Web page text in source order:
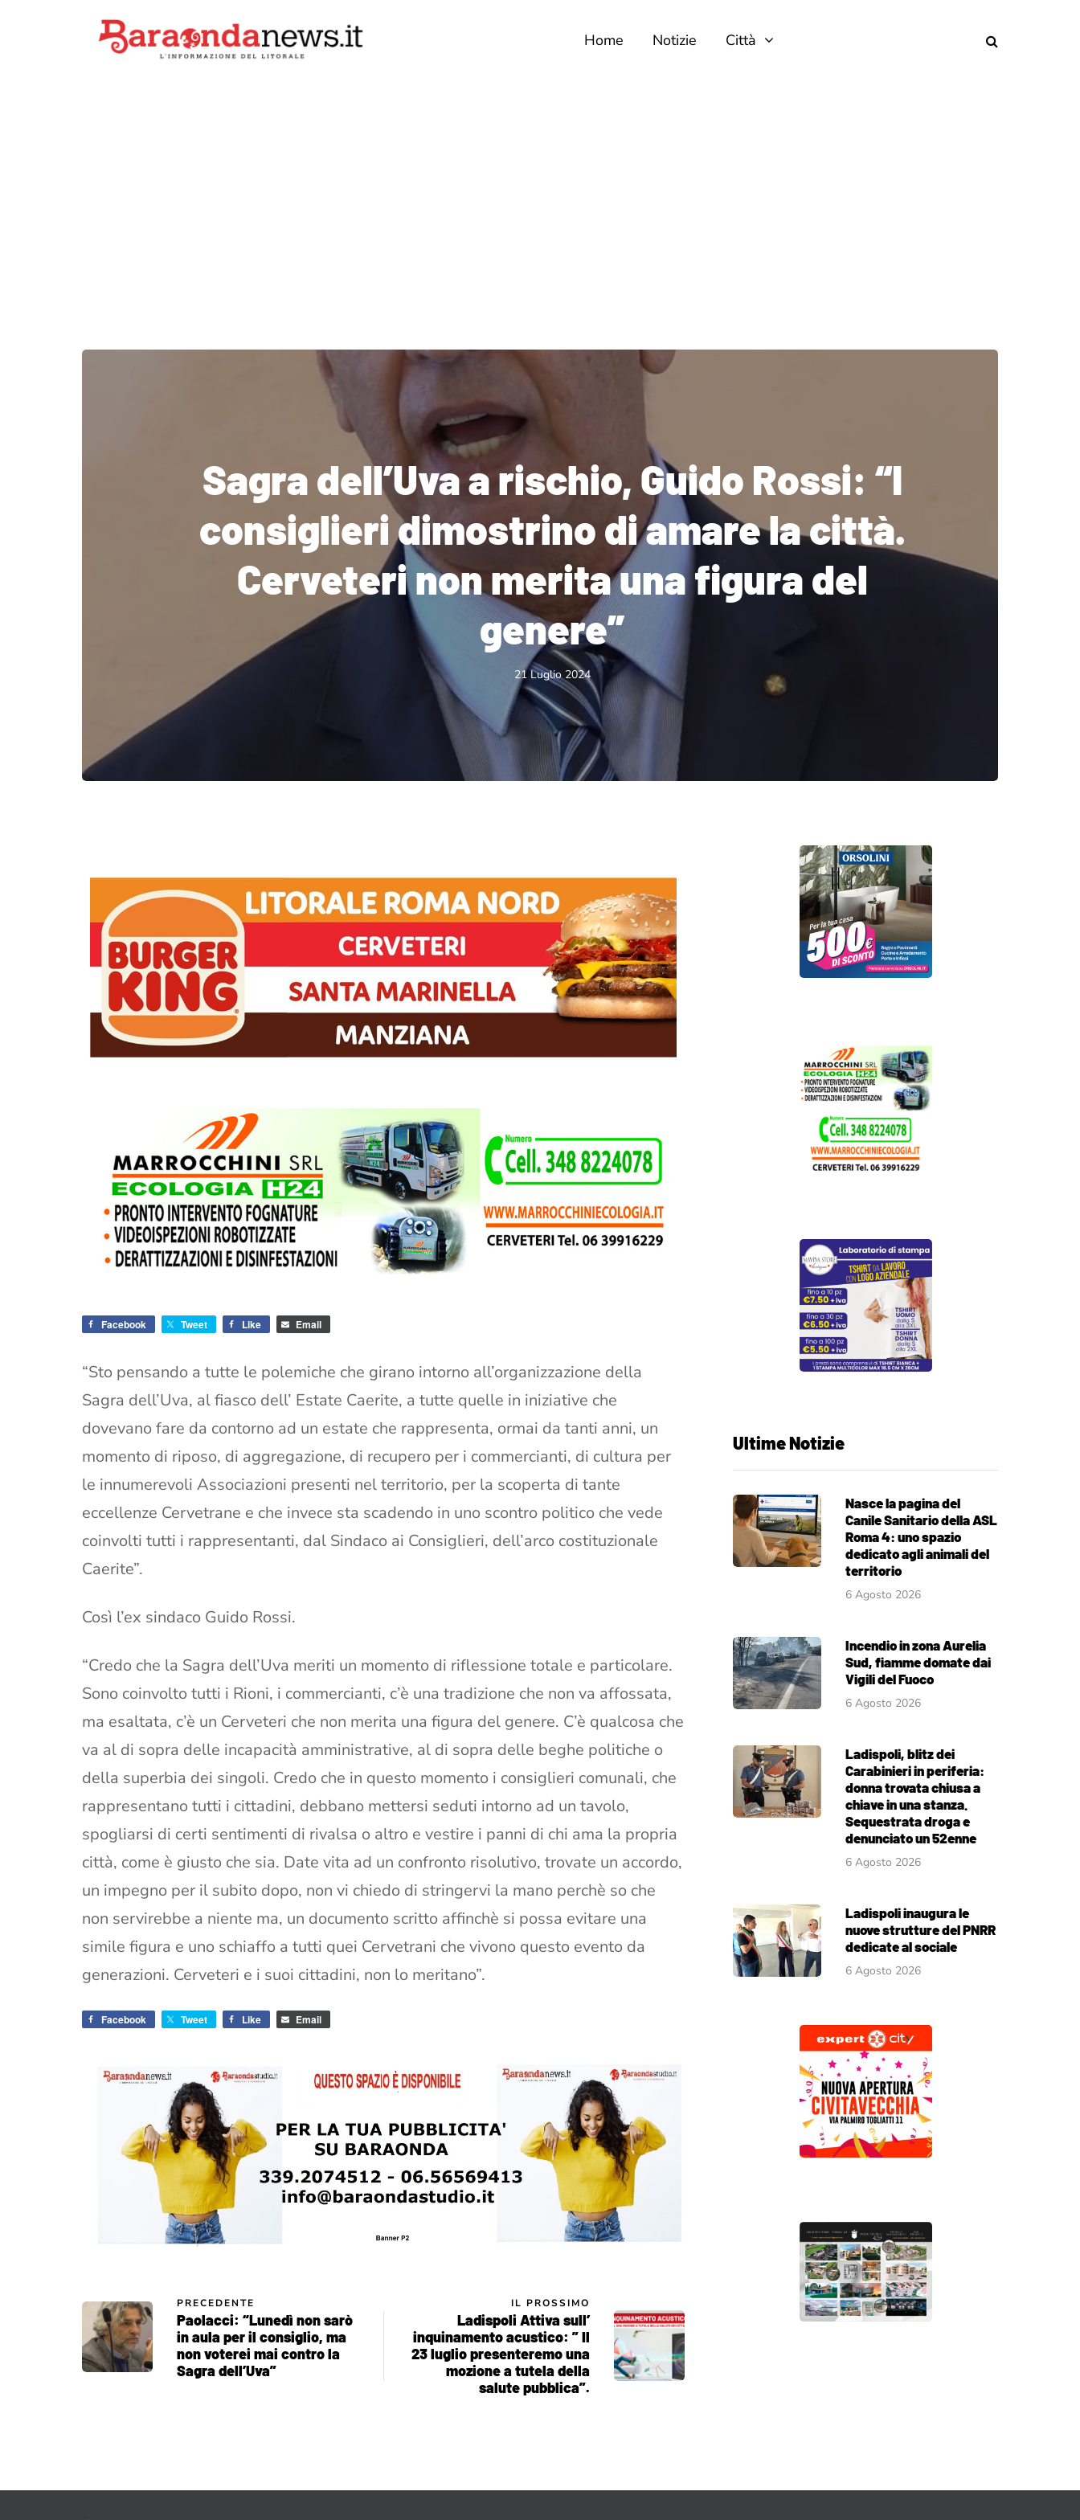
Home Notizie Città
Sagra dell’Uva a rischio, Guido Rossi: “I
consiglieri dimostrino di amare la città.
Cerveteri non merita una figura del
genere”
21 Luglio 2024
Facebook Tweet Like Email
“Sto pensando a tutte le polemiche che girano intorno all’organizzazione della
Sagra dell’Uva, al fiasco dell’ Estate Caerite, a tutte quelle in iniziative che
dovevano fare da contorno ad un estate che rappresenta, ormai da tanti anni, un
momento di riposo, di aggregazione, di recupero per i commercianti, di cultura per
le innumerevoli Associazioni presenti nel territorio, per la scoperta di tante
eccellenze Cervetrane e che invece sta scadendo in uno scontro politico che vede
coinvolti tutti i rappresentanti, dal Sindaco ai Consiglieri, dell’arco costituzionale
Caerite”.
Così l’ex sindaco Guido Rossi.
“Credo che la Sagra dell’Uva meriti un momento di riflessione totale e particolare.
Sono coinvolto tutti i Rioni, i commercianti, c’è una tradizione che non va affossata,
ma esaltata, c’è un Cerveteri che non merita una figura del genere. C’è qualcosa che
va al di sopra delle incapacità amministrative, al di sopra delle beghe politiche o
della superbia dei singoli. Credo che in questo momento i consiglieri comunali, che
rappresentano tutti i cittadini, debbano mettersi seduti intorno ad un tavolo,
spogliarsi di certi sentimenti di rivalsa o altro e vestire i panni di chi ama la propria
città, come è giusto che sia. Date vita ad un confronto risolutivo, trovate un accordo,
un impegno per il subito dopo, non vi chiedo di stringervi la mano perchè so che
non servirebbe a niente ma, un documento scritto affinchè si possa evitare una
simile figura e uno schiaffo a tutti quei Cervetrani che vivono questo evento da
generazioni. Cerveteri e i suoi cittadini, non lo meritano”.
Facebook Tweet Like Email
PRECEDENTE
Paolacci: “Lunedì non sarò
in aula per il consiglio, ma
non voterei mai contro la
Sagra dell’Uva”
IL PROSSIMO
Ladispoli Attiva sull’
inquinamento acustico: ” Il
23 luglio presenteremo una
mozione a tutela della
salute pubblica”.
Ultime Notizie
Nasce la pagina del
Canile Sanitario della ASL
Roma 4: uno spazio
dedicato agli animali del
territorio
6 Agosto 2026
Incendio in zona Aurelia
Sud, fiamme domate dai
Vigili del Fuoco
6 Agosto 2026
Ladispoli, blitz dei
Carabinieri in periferia:
donna trovata chiusa a
chiave in una stanza.
Sequestrata droga e
denunciato un 52enne
6 Agosto 2026
Ladispoli inaugura le
nuove strutture del PNRR
dedicate al sociale
6 Agosto 2026